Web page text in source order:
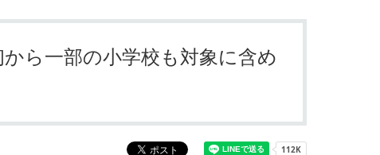
道路・交通・公園・都市計画
戦傷・戦没者
選挙
市の窓口一覧
商工業
ら一部の小学校も対象に含め